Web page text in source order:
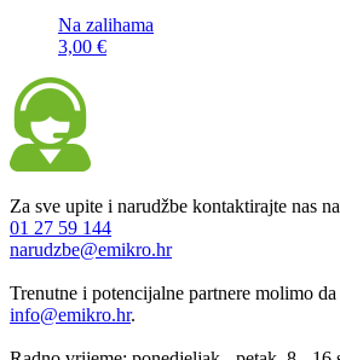
Na zalihama
3,00 €
Za sve upite i narudžbe kontaktirajte nas na
01 27 59 144
narudzbe@emikro.hr
Trenutne i potencijalne partnere molimo
info@emikro.hr.